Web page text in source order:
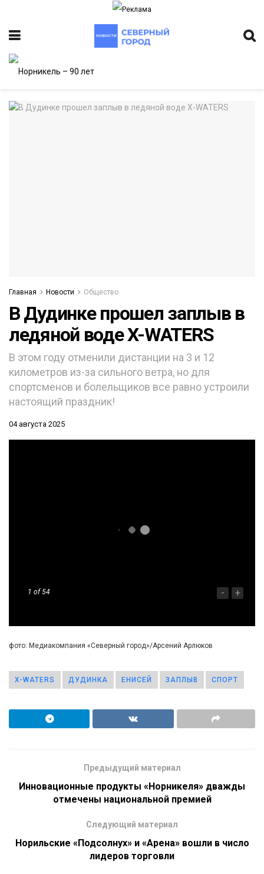
Главная Новости Общество
В Дудинке прошел заплыв в
ледяной воде X-WATERS
В этом году отменили дистанции на 3 и 12
километров из-за сильного ветра, но для
спортсменов и болельщиков все равно устроили
настоящий праздник!
04 августа 2025
1 of 54 - +
фото: Медиакомпания «Северный город»/Арсений Арлюков
X-WATERS ДУДИНКА ЕНИСЕЙ ЗАПЛЫВ СПОРТ
Предыдущий материал
Инновационные продукты «Норникеля» дважды
отмечены национальной премией
Следующий материал
Норильские «Подсолнух» и «Арена» вошли в число
лидеров торговли